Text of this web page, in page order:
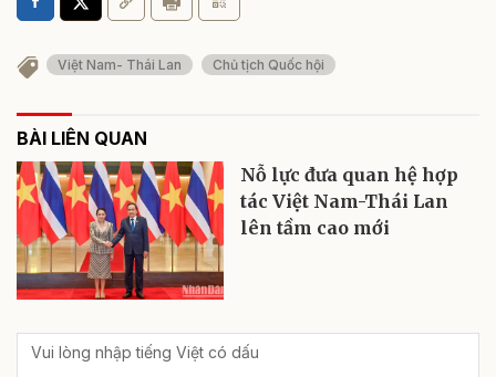
Việt Nam- Thái Lan Chủ tịch Quốc hội
BÀI LIÊN QUAN
Nỗ lực đưa quan hệ hợp
tác Việt Nam-Thái Lan
lên tầm cao mới